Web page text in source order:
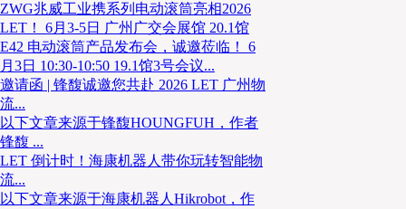
ZWG兆威工业携系列电动滚筒亮相2026
LET！ 6月3-5日 广州广交会展馆 20.1馆
E42 电动滚筒产品发布会，诚邀莅临！ 6
月3日 10:30-10:50 19.1馆3号会议...
邀请函 | 锋馥诚邀您共赴 2026 LET 广州物
流...
以下文章来源于锋馥HOUNGFUH，作者
锋馥 ...
LET 倒计时！海康机器人带你玩转智能物
流...
以下文章来源于海康机器人Hikrobot，作